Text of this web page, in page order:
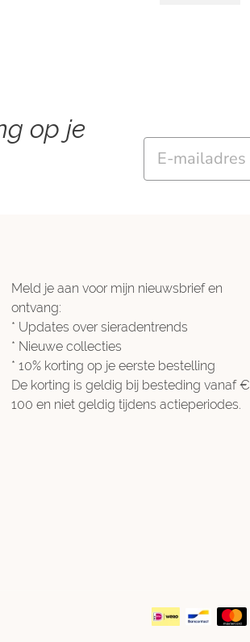
op je
Email
Meld je aan voor mijn nieuwsbrief en
ontvang:
* Updates over sieradentrends
* Nieuwe collecties
* 10% korting op je eerste bestelling
De korting is geldig bij besteding vanaf €
100 en niet geldig tijdens actieperiodes.